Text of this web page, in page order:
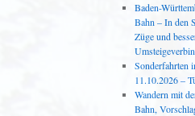
Baden-
Bahn – In den
Züge und
Sonderfahrten
11.10.2026 –
Wandern mit
Bahn,